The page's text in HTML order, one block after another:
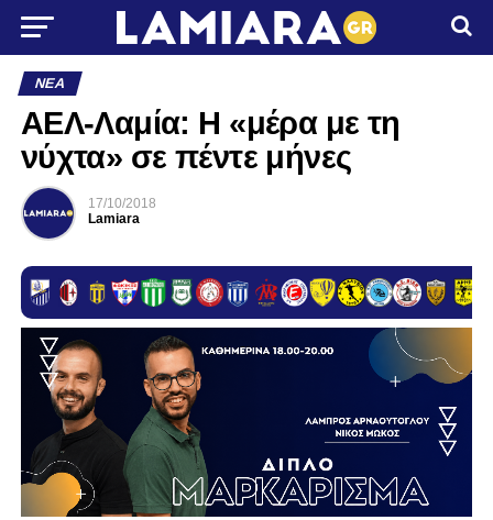
ΝΈΑ
ΑΕΛ-Λαμία: Η «μέρα με τη
νύχτα» σε πέντε μήνες
17/10/2018
Lamiara